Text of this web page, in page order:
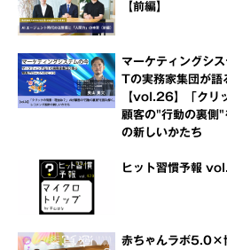
【前編】
マーケティングシ
Tの実務家集団が語
【vol.26】「クリ
顧客の"行動の裏側"
の新しいかたち
ヒット習慣予報
赤ちゃんラボ